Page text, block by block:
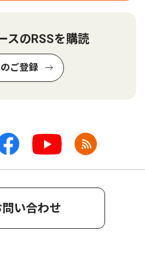
スのRSSを購読
ご登録
問い合わせ